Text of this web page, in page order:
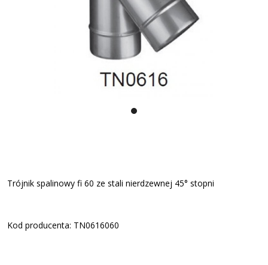
Trójnik spalinowy fi 60 ze stali nierdzewnej 45° stopni
Kod producenta: TN0616060